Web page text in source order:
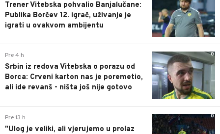
Trener Vitebska pohvalio Banjalučane:
Publika Borčev 12. igrač, uživanje je
igrati u ovakvom ambijentu
0
Pre 4 h
Srbin iz redova Vitebska o porazu od
Borca: Crveni karton nas je poremetio,
ali ide revanš - ništa još nije gotovo
0
Pre 13 h
"Ulog je veliki, ali vjerujemo u prolaz